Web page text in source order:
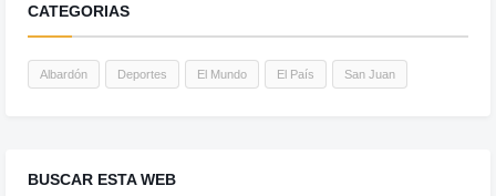
CATEGORIAS
Albardón Deportes El Mundo El País San Juan
BUSCAR ESTA WEB